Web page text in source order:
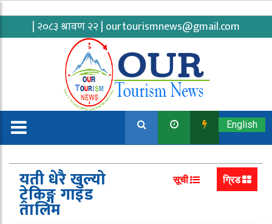
| २०८३ श्रावण २२ | ourtourismnews@gmail.com
English
यती धेरै खुल्यो
ट्रेकिङ्ग गाइड
तालिम
सूची ग्रिड